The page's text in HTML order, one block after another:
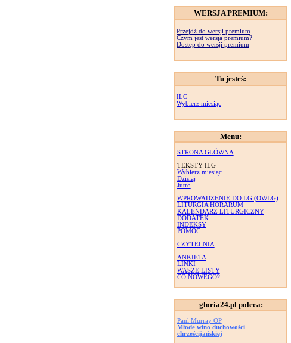
WERSJA PREMIUM:
Przejdź do wersji premium
Czym jest wersja premium?
Dostęp do wersji premium
Tu jesteś:
ILG
Wybierz miesiąc
Menu:
STRONA GŁÓWNA
TEKSTY ILG
Wybierz miesiąc
Dzisiaj
Jutro
WPROWADZENIE DO LG (OWLG)
LITURGIA HORARUM
KALENDARZ LITURGICZNY
DODATEK
INDEKSY
POMOC
CZYTELNIA
ANKIETA
LINKI
WASZE LISTY
CO NOWEGO?
gloria24.pl poleca:
Paul Murray OP
Młode wino duchowości
chrześcijańskiej